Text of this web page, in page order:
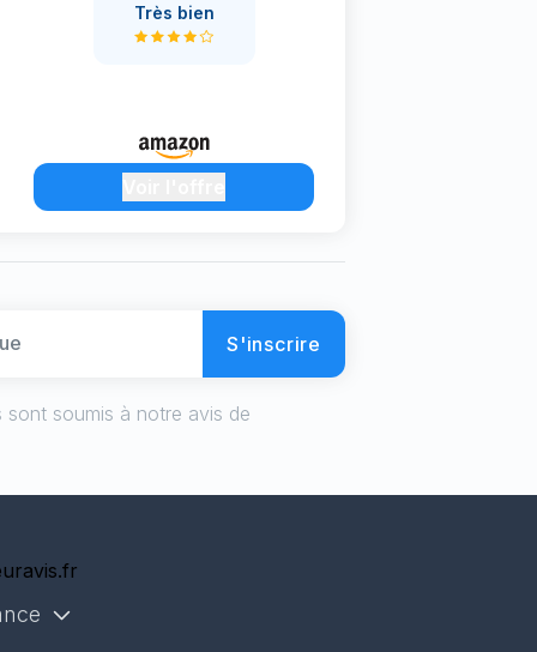
Très bien
S'inscrire
soumis à notre avis de